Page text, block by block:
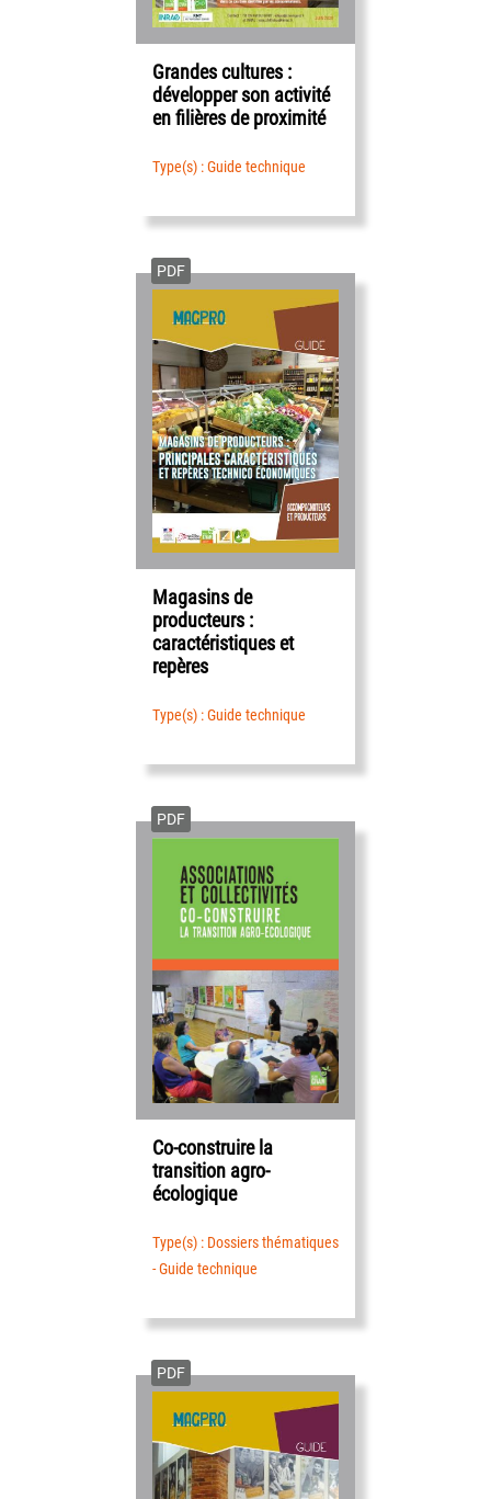
Grandes cultures :
développer son activité
en filières de proximité
Type(s) : Guide technique
PDF
Magasins de
producteurs :
caractéristiques et
repères
Type(s) : Guide technique
PDF
Co-construire la
transition agro-
écologique
Type(s) : Dossiers thématiques
- Guide technique
PDF